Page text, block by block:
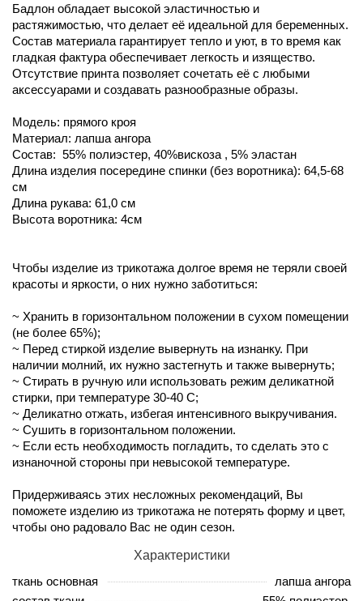
Бадлон обладает высокой эластичностью и
растяжимостью, что делает её идеальной для беременных.
Состав материала гарантирует тепло и уют, в то время как
гладкая фактура обеспечивает легкость и изящество.
Отсутствие принта позволяет сочетать её с любыми
аксессуарами и создавать разнообразные образы.
Модель: прямого кроя
Материал: лапша ангора
Состав: 55% полиэстер, 40%вискоза , 5% эластан
Длина изделия посередине спинки (без воротника): 64,5-68
см
Длина рукава: 61,0 см
Высота воротника: 4см
Чтобы изделие из трикотажа долгое время не теряли своей
красоты и яркости, о них нужно заботиться:
~ Хранить в горизонтальном положении в сухом помещении
(не более 65%);
~ Перед стиркой изделие вывернуть на изнанку. При
наличии молний, их нужно застегнуть и также вывернуть;
~ Стирать в ручную или использовать режим деликатной
стирки, при температуре 30-40 С;
~ Деликатно отжать, избегая интенсивного выкручивания.
~ Сушить в горизонтальном положении.
~ Если есть необходимость погладить, то сделать это с
изнаночной стороны при невысокой температуре.
Придерживаясь этих несложных рекомендаций, Вы
поможете изделию из трикотажа не потерять форму и цвет,
чтобы оно радовало Вас не один сезон.
Характеристики
ткань основная
лапша ангора